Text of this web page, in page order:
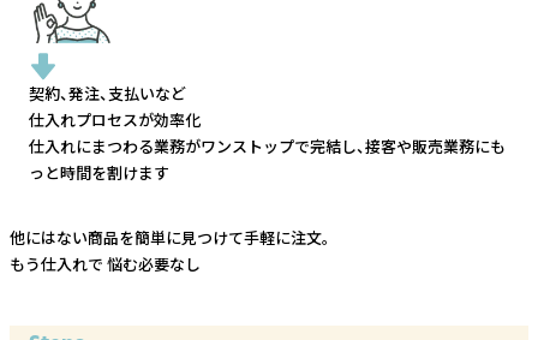
契約、発注、支払いなど
仕入れプロセスが効率化
仕入れにまつわる業務がワンストップで完結し、接客や販売業務にも
っと時間を割けます
他にはない商品を簡単に見つけて手軽に注文。
もう仕入れで 悩む必要なし